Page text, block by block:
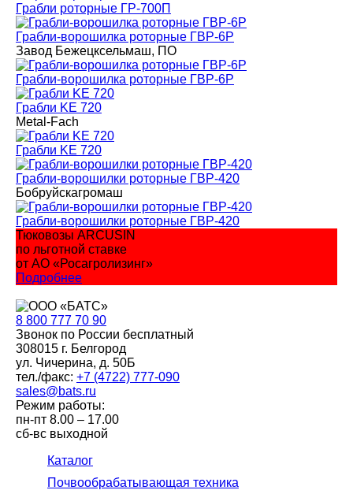
Грабли роторные ГР-700П
Грабли-ворошилка роторные ГВР-6Р
Завод Бежецксельмаш, ПО
Грабли-ворошилка роторные ГВР-6Р
Грабли KE 720
Metal-Fach
Грабли KE 720
Грабли-ворошилки роторные ГВР-420
Бобруйскагромаш
Грабли-ворошилки роторные ГВР-420
Тюковозы ARCUSIN
по льготной ставке
от АО «Росагролизинг»
Подробнее
8 800 777 70 90
Звонок по России бесплатный
308015 г. Белгород
ул. Чичерина, д. 50Б
тел./факс: +7 (4722) 777-090
sales@bats.ru
Режим работы:
пн-пт 8.00 – 17.00
сб-вс выходной
Каталог
Почвообрабатывающая техника